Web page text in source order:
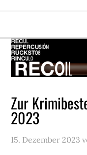
Zur
2023
15. Dezember 2023